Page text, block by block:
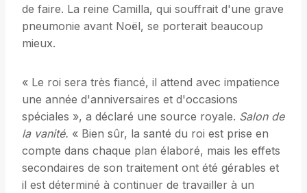
de faire. La reine Camilla, qui souffrait d'une grave
pneumonie avant Noël, se porterait beaucoup
mieux.
« Le roi sera très fiancé, il attend avec impatience
une année d'anniversaires et d'occasions
spéciales », a déclaré une source royale. Salon de
la vanité. « Bien sûr, la santé du roi est prise en
compte dans chaque plan élaboré, mais les effets
secondaires de son traitement ont été gérables et
il est déterminé à continuer de travailler à un